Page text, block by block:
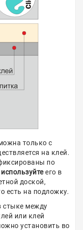
только с
на клей.
по
его в
доской,
есть на подложку.
стыке между
или клей
установить во